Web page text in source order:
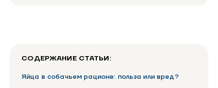
СОДЕРЖАНИЕ СТАТЬИ:
Яйца в собачьем рационе: польза или вред?